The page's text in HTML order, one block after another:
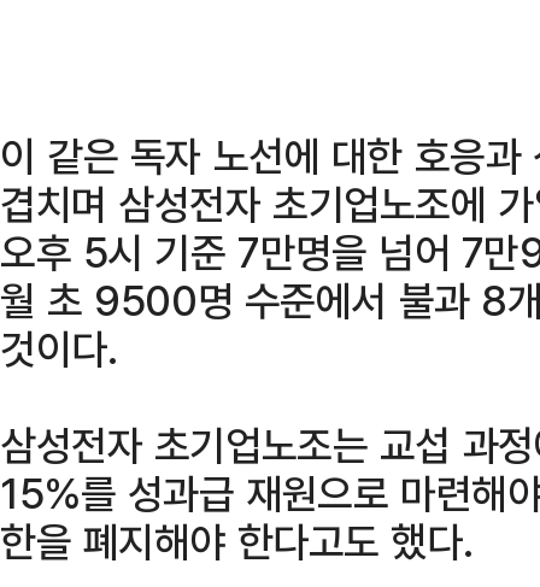
이 같은 독자 노선에 대한 호응
겹치며 삼성전자 초기업노조에
오후 5시 기준 7만명을 넘어 7
월 초 9500명 수준에서 불과 8
것이다.
삼성전자 초기업노조는 교섭 과
15%를 성과급 재원으로 마련해
한을 폐지해야 한다고도 했다.